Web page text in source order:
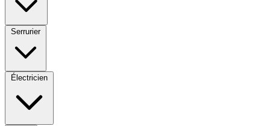
Serrurier
Électricien